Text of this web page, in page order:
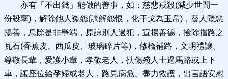
亦有「不出錢」能做的善事，如：慈悲戒殺(減少世間一
份殺孽)，解除他人冤怨(調解怨恨，化干戈為玉帛)，替人隱惡
揚善，息除是非爭端，原諒別人過犯，宣揚善德，撿除擋路之
瓦石(香蕉皮、西瓜皮、玻璃碎片等)，修橋補路，文明禮讓。
尊敬長輩，愛護小輩，孝敬老人，扶傷殘人士過馬路或上下
車，讓座位給孕婦或老人，路見病危、盡力救護，出言語安慰